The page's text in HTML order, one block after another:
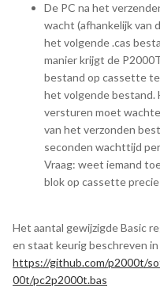
De PC na het
wacht (afhankelijk van
het volgende .cas
manier krijgt de
bestand op cassette
het volgende bestand.
versturen moet
van het verzonden
seconden wachttijd
Vraag: weet iemand
blok op cassette
Het aantal gewijzigde Basic
en staat keurig beschreven
https://github.com/p2000t/
00t/pc2p2000t.bas